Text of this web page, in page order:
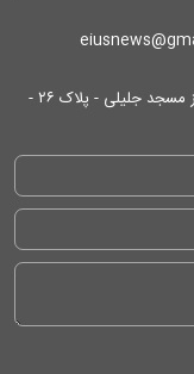
آدرس: تهران/ انتهای خیابان ایرانشهر - پایین تر از مسجد جلیلی - پلاک ۲۶ -